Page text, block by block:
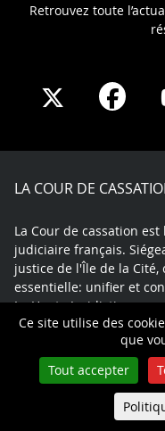
Ce site utilise des
que
Tout accepter
Retrouvez toute
Share
X
Share
LA COUR DE
La Cour de cassation
judiciaire français.
justice de l'Île de la
essentielle: unifier et
La Haute Juridiction
traitement devant les
© Tous droits réservés
Queue-Fair